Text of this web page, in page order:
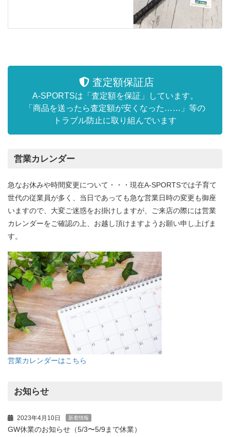
査定額保証店
A-SPORTSは「査定額を保証」しています。
「商品を送ったら査定額が安くなった……」等の
トラブル防止に取り組んでいます
営業カレンダー
急なお休みや時間変更について・・・現在A-SPORTSでは子育て
世代の従業員が多く、当日であっても急な営業日時の変更も御座
いますので、大変ご迷惑をお掛けしますが、ご来店の際には営業
カレンダーをご確認の上、お越し頂けますようお願い申し上げま
す。
営業カレンダーはこちら
お知らせ
2023年4月10日 新着情報
GW休業のお知らせ（5/3〜5/9まで休業）